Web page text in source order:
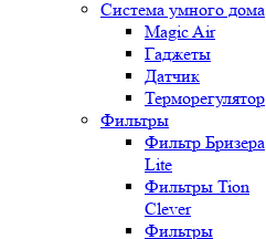
Система умного дома
Magic Air
Гаджеты
Датчик
Терморегулятор
Фильтры
Фильтр Бризера
Lite
Фильтры Tion
Clever
Фильтры